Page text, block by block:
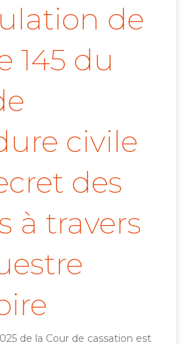
de
145 du
civile
des
à travers
de la Cour de cassation est